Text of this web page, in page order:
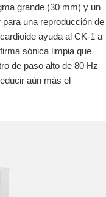
grande (30 mm) y un
una reproducción de
ayuda al CK-1 a
sónica limpia que
de paso alto de 80 Hz
aún más el